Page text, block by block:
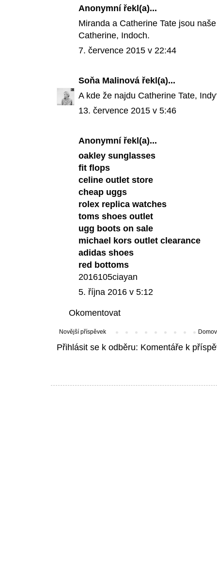
Anonymní řekl(a)...
Miranda a Catherine Tate jsou
Catherine, Indoch.
7. července 2015 v 22:44
Soňa Malinová řekl(a)...
A kde že najdu Catherine Tate,
13. července 2015 v 5:46
Anonymní řekl(a)...
oakley sunglasses
fit flops
celine outlet store
cheap uggs
rolex replica watches
toms shoes outlet
ugg boots on sale
michael kors outlet clearance
adidas shoes
red bottoms
2016105ciayan
5. října 2016 v 5:12
Okomentovat
Novější příspěvek
Přihlásit se k odběru: Komentáře k